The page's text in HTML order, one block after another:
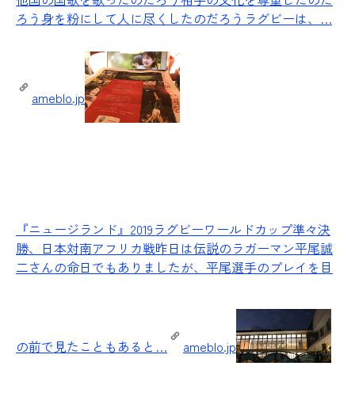
ろう身を粉にして人に尽くしたのだろうラグビーは、…
ameblo.jp
『ニュージランド』 2019ラグビーワールドカップ準々決
勝、日本対南アフリカ戦昨日は伝説のラガーマン平尾誠
二さんの命日でもありましたが、平尾選手のプレイを目
の前で見たこともあると… ameblo.jp